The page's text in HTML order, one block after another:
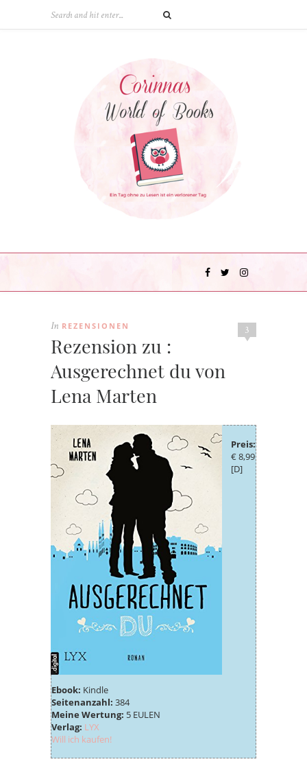
3
In REZENSIONEN
Rezension zu :
Ausgerechnet du von
Lena Marten
Preis:
€ 8,99
[D]
Ebook: Kindle
Seitenanzahl: 384
Meine Wertung: 5 EULEN
Verlag: LYX
Will ich kaufen!